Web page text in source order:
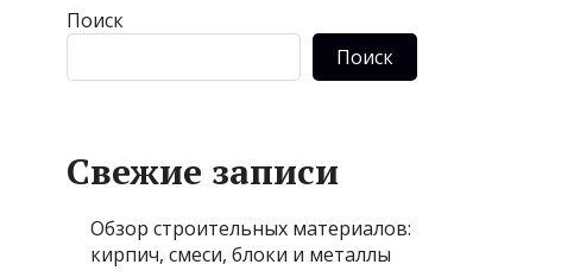
Поиск
Поиск
Свежие записи
Обзор строительных материалов:
кирпич, смеси, блоки и металлы